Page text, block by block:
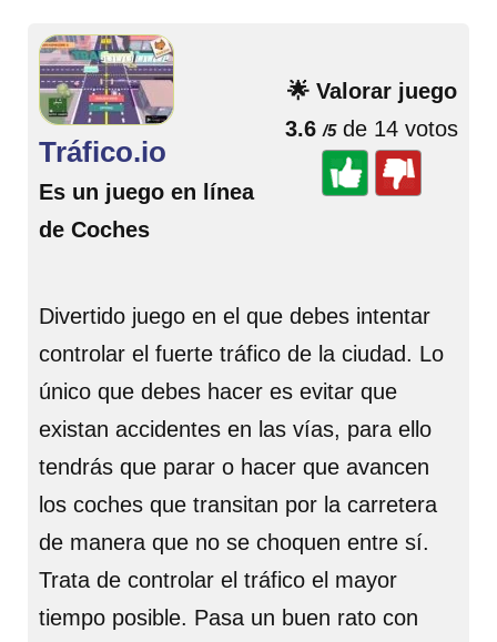
🌟 Valorar juego
3.6 /5de 14 votos
Tráfico.io
Es un juego en línea
de Coches
Divertido juego en el que debes intentar
controlar el fuerte tráfico de la ciudad. Lo
único que debes hacer es evitar que
existan accidentes en las vías, para ello
tendrás que parar o hacer que avancen
los coches que transitan por la carretera
de manera que no se choquen entre sí.
Trata de controlar el tráfico el mayor
tiempo posible. Pasa un buen rato con